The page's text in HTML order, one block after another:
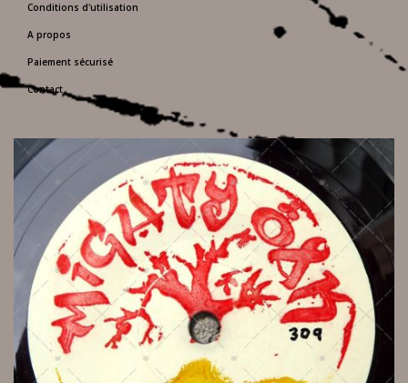
Conditions d'utilisation
A propos
Paiement sécurisé
Contact